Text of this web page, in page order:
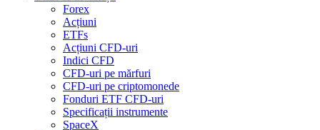
Forex
Acțiuni
ETFs
Acțiuni CFD-uri
Indici CFD
CFD-uri pe mărfuri
CFD-uri pe criptomonede
Fonduri ETF CFD-uri
Specificații instrumente
SpaceX